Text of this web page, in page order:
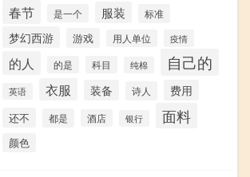
春节 是一个 服装 标准
梦幻西游 游戏 用人单位 疫情
的人 的是 科目 纯棉 自己的
英语 衣服 装备 诗人 费用
还不 都是 酒店 银行 面料
颜色